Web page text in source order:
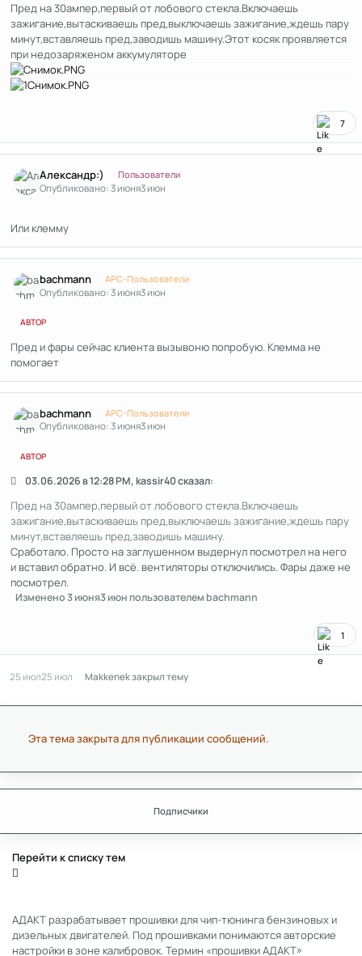
Пред на 30ампер,первый от лобового стекла.Включаешь
зажигание,вытаскиваешь пред,выключаешь зажигание,ждешь пару
минут,вставляешь пред,заводишь машину.Этот косяк проявляется
при недозаряженом аккумуляторе
7
Александр:) Пользователи
Опубликовано:3 июня3 июн
Или клемму
bachmann APC-Пользователи
Опубликовано:3 июня3 июн
АВТОР
Пред и фары сейчас клиента вызывоню попробую. Клемма не
помогает
bachmann APC-Пользователи
Опубликовано:3 июня3 июн
АВТОР
03.06.2026 в 12:28 PM, kassir40 сказал:
Пред на 30ампер,первый от лобового стекла.Включаешь
зажигание,вытаскиваешь пред,выключаешь зажигание,ждешь пару
минут,вставляешь пред,заводишь машину.
Сработало. Просто на заглушенном выдернул посмотрел на него
и вставил обратно. И всё. вентиляторы отключились. Фары даже не
посмотрел.
Изменено3 июня3 июн пользователем bachmann
1
25 июл25 июл Makkenekзакрыл тему
Эта тема закрыта для публикации сообщений.
Подписчики
Перейти к списку тем
АДАКТ разрабатывает прошивки для чип-тюнинга бензиновых и
дизельных двигателей. Под прошивками понимаются авторские
настройки в зоне калибровок. Термин «прошивки АДАКТ»